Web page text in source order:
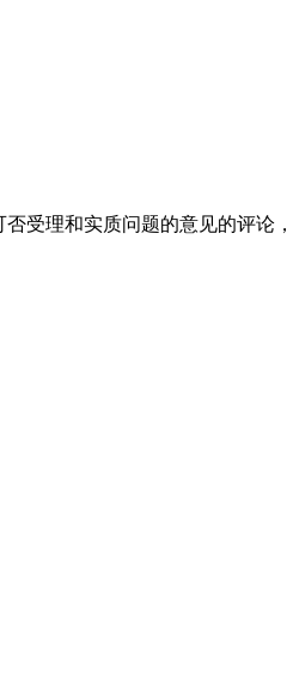
受理和实质问题的意见的评论，